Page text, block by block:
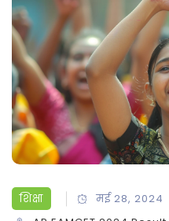
शिक्षा मई 28, 2024